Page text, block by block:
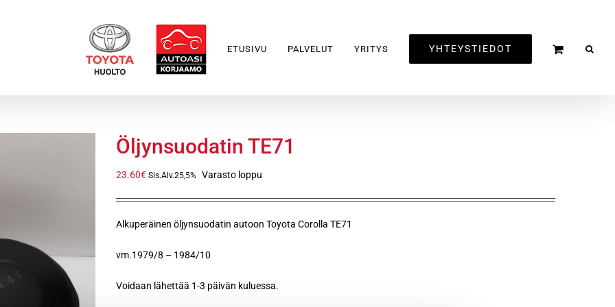
ETUSIVU PALVELUT YRITYS YHTEYSTIEDOT
Öljynsuodatin TE71
23.60€ Sis.Alv.25,5% Varasto loppu
Alkuperäinen öljynsuodatin autoon Toyota Corolla TE71
vm.1979/8 – 1984/10
Voidaan lähettää 1-3 päivän kuluessa.